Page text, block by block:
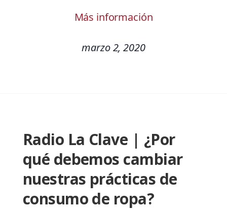
Más información
marzo 2, 2020
Radio La Clave | ¿Por
qué debemos cambiar
nuestras prácticas de
consumo de ropa?